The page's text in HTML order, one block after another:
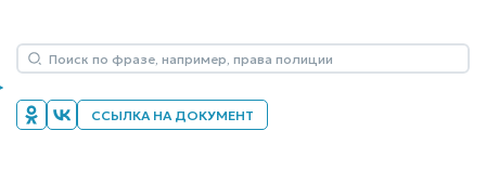
ССЫЛКА НА ДОКУМЕНТ